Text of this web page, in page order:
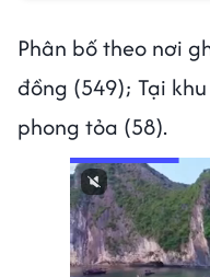
Phân bố theo nơi
đồng (549); Tại
phong tỏa (58).